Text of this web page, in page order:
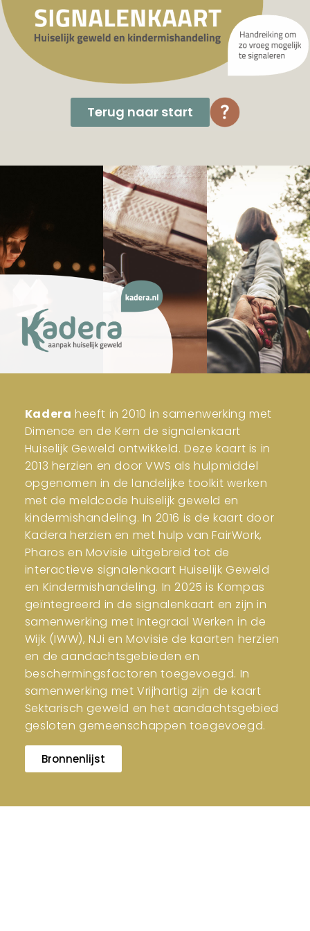
Terug naar start
Kadera heeft in 2010 in samenwerking met
Dimence en de Kern de signalenkaart
Huiselijk Geweld ontwikkeld. Deze kaart is in
2013 herzien en door VWS als hulpmiddel
opgenomen in de landelijke toolkit werken
met de meldcode huiselijk geweld en
kindermishandeling. In 2016 is de kaart door
Kadera herzien en met hulp van FairWork,
Pharos en Movisie uitgebreid tot de
interactieve signalenkaart Huiselijk Geweld
en Kindermishandeling. In 2025 is Kompas
geïntegreerd in de signalenkaart en zijn in
samenwerking met Integraal Werken in de
Wijk (IWW), NJi en Movisie de kaarten herzien
en de aandachtsgebieden en
beschermingsfactoren toegevoegd. In
samenwerking met Vrijhartig zijn de kaart
Sektarisch geweld en het aandachtsgebied
gesloten gemeenschappen toegevoegd.
Bronnenlijst